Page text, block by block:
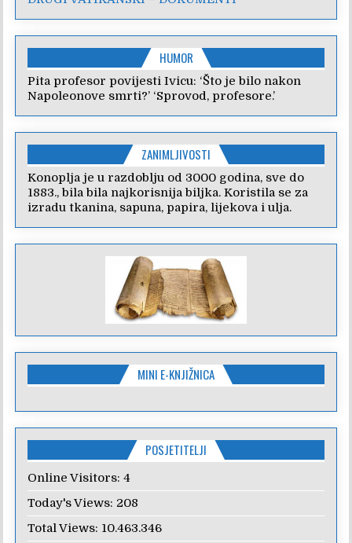
HUMOR
Pita profesor povijesti Ivicu: ‘Što je bilo nakon
Napoleonove smrti?’ ‘Sprovod, profesore.’
ZANIMLJIVOSTI
Konoplja je u razdoblju od 3000 godina, sve do
1883., bila bila najkorisnija biljka. Koristila se za
izradu tkanina, sapuna, papira, lijekova i ulja.
MINI E-KNJIŽNICA
POSJETITELJI
Online Visitors:4
Today's Views: 208
Total Views: 10.463.346